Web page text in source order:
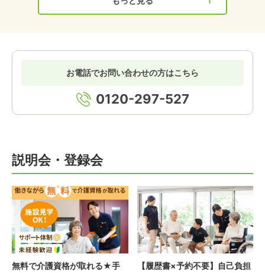
お電話でお問い合わせの方はこちら
0120-297-527
説明会・登録会
無料で介護資格が取れる★手
【履歴書×予約不要】自己負担